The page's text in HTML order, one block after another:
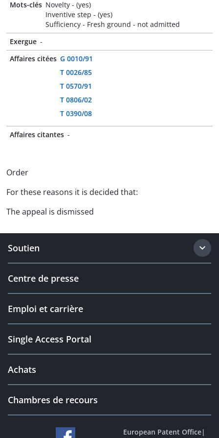
Mots-clés Novelty - (yes)
Inventive step - (yes)
Sufficiency - Fresh ground - not admitted
Exergue -
Affaires citées G 0010/91
T 0026/85
T 0570/91
T 0806/02
T 0390/08
Affaires citantes -
Order
For these reasons it is decided that:
The appeal is dismissed
Soutien
Centre de presse
Emploi et carrière
Single Access Portal
Achats
Chambres de recours
European Patent Office|